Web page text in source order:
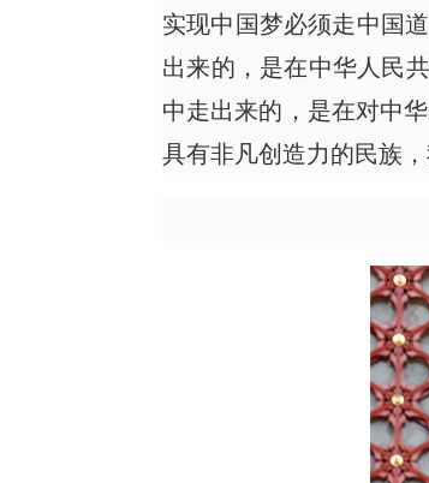
实现中国梦必须走中国
出来的，是在中华人民
中走出来的，是在对中
具有非凡创造力的民族